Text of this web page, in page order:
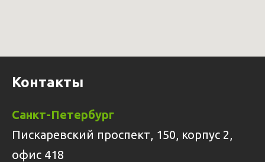
Контакты
Санкт-Петербург
Пискаревский проспект, 150, корпус 2,
офис 418